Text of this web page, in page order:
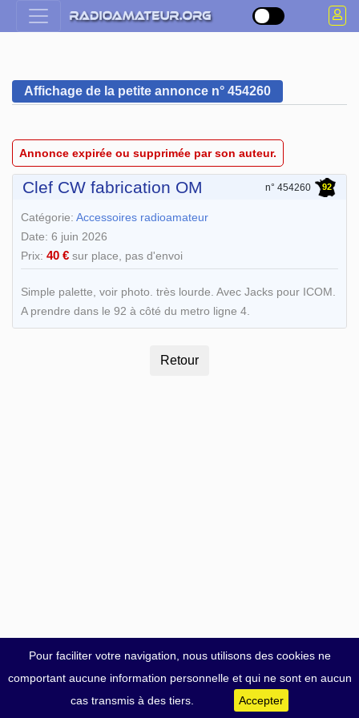
Pour faciliter votre navigation, nous utilisons des cookies ne
comportant aucune information personnelle et qui ne sont en aucun
cas transmis à des tiers.
Accepter
Affichage de la petite annonce n° 454260
Annonce expirée ou supprimée par son auteur.
Clef CW fabrication OM n° 454260 92
Catégorie: Accessoires radioamateur
Date: 6 juin 2026
Prix: 40 € sur place, pas d'envoi
Simple palette, voir photo. très lourde. Avec Jacks pour ICOM.
A prendre dans le 92 à côté du metro ligne 4.